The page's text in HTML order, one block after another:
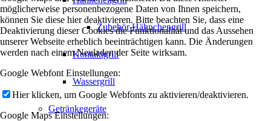
Zubehör Hähnchengrill
Kontaktgrill
Wassergrill
Getränkegeräte
möglicherweise personenbezogene Daten von Ihnen speichern,
können Sie diese hier deaktivieren. Bitte beachten Sie, dass eine
Deaktivierung dieser Cookies die Funktionalität und das Aussehen
unserer Webseite erheblich beeinträchtigen kann. Die Änderungen
werden nach einem Neuladen der Seite wirksam.
Google Webfont Einstellungen:
Hier klicken, um Google Webfonts zu aktivieren/deaktivieren.
Google Maps Einstellungen: